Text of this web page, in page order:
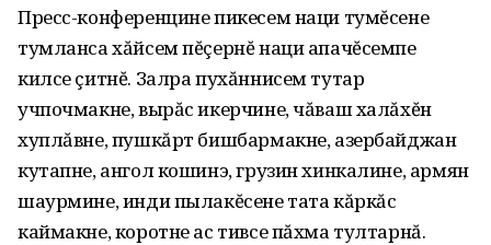
Пресс-конференцине пикесем наци тумĕсене
тумланса хăйсем пĕçернĕ наци апачĕсемпе
килсе çитнĕ. Залра пухăннисем тутар
учпочмакне‚ вырăс икерчине‚ чăваш халăхĕн
хуплăвне‚ пушкăрт бишбармакне‚ азербайджан
кутапне‚ ангол кошинэ‚ грузин хинкалине‚ армян
шаурмине‚ инди пылакĕсене тата кăркăс
каймакне‚ коротне ас тивсе пăхма тултарнă.